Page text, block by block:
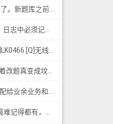
cyrax:牛逼，来还愿了。新题库之前过了B，感谢大佬。
Y:感谢分享！ 其中：日志中必须记载通信模式（MODE），直接选择含...
BG9JNI:挖个坟，随着改题真变成坟了（ 有些还是适用的，但是后面那些速记的...